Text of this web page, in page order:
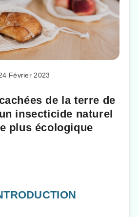
Février 2023
de la terre de
insecticide naturel
plus écologique